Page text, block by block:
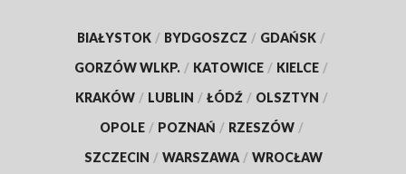
BIAŁYSTOK / BYDGOSZCZ / GDAŃSK /
GORZÓW WLKP. / KATOWICE / KIELCE /
KRAKÓW / LUBLIN / ŁÓDŹ / OLSZTYN /
OPOLE / POZNAŃ / RZESZÓW /
SZCZECIN / WARSZAWA / WROCŁAW